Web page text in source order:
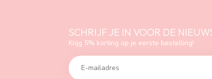
SCHRIJF JE IN VOOR DE
Krijg 5% korting op je eerste bestelling!